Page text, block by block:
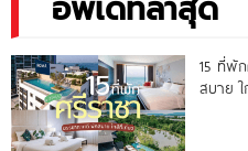
อัพเดทล่าสุด
15 ที่พั
สบาย